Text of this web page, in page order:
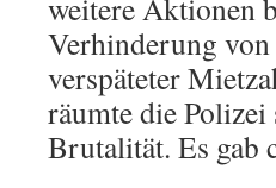
weitere Aktionen
Verhinderung
verspäteter
räumte die
Brutalität. Es gab